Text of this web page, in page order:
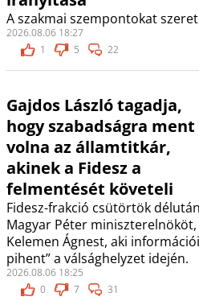
A szakmai szempontokat
2026.08.06 18:27
1
5 22
Gajdos László tagadja,
hogy szabadságra ment
volna az államtitkár,
akinek a Fidesz a
felmentését követeli
Fidesz-frakció csütörtök
Magyar Péter miniszterelnököt,
Kelemen Ágnest, aki
pihent” a válsághelyzet idején.
2026.08.06 18:25
0
7 31